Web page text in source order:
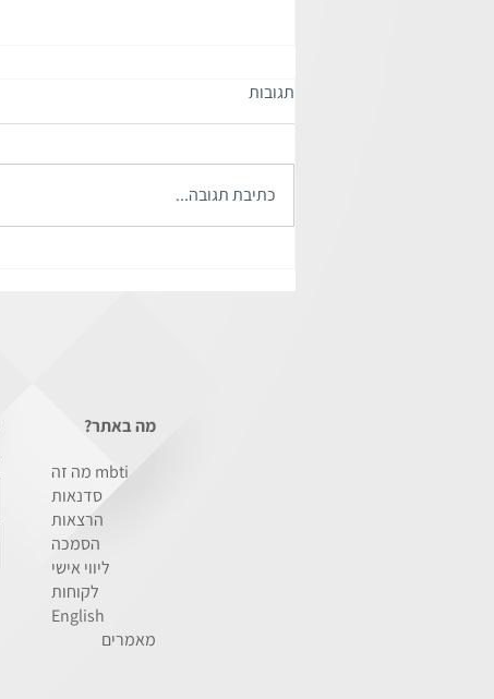
תגובות
כתיבת תגובה...
מה באתר?
מה זה mbti
סדנאות
הרצאות
הסמכה
ליווי אישי
לקוחות
English
מאמרים